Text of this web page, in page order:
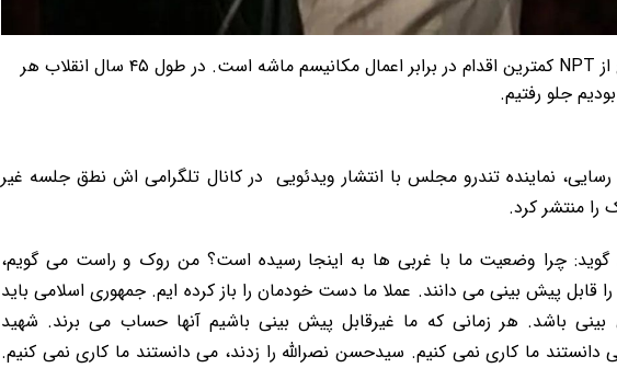
حمید رسایی گفت: خروج از NPT کمترین اقدام در برابر اعمال مکانیسم ماشه است. در طول ۴۵ سال انقلاب هر
جلو رفتیم.
حمید رسایی، نماینده تندرو مجلس با انتشار ویدئویی در کانال تلگرامی اش نطق جلسه غیر
را منتشر کرد.
گوید: چرا وضعیت ما با غربی ها به اینجا رسیده است؟ من روک و راست می گویم،
را قابل پیش بینی می دانند. عملا ما دست خودمان را باز کرده ایم. جمهوری اسلامی باید
باشد. هر زمانی که ما غیرقابل پیش بینی باشیم آنها حساب می برند. شهید
دانستند ما کاری نمی کنیم. سیدحسن نصرالله را زدند، می دانستند ما کاری نمی کنیم.